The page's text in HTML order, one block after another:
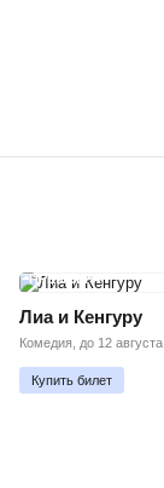
ПРЕМЬЕРА
Лиа и Кенгуру
Комедия, до 12 августа
Купить билет